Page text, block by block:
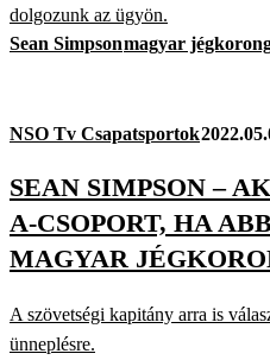
dolgozunk az ügyön.
Sean Simpsonmagyar
NSO Tv Csapatsportok
SEAN SIMPSON –
A-CSOPORT, HA
MAGYAR
A szövetségi kapitány arra is
ünneplésre.